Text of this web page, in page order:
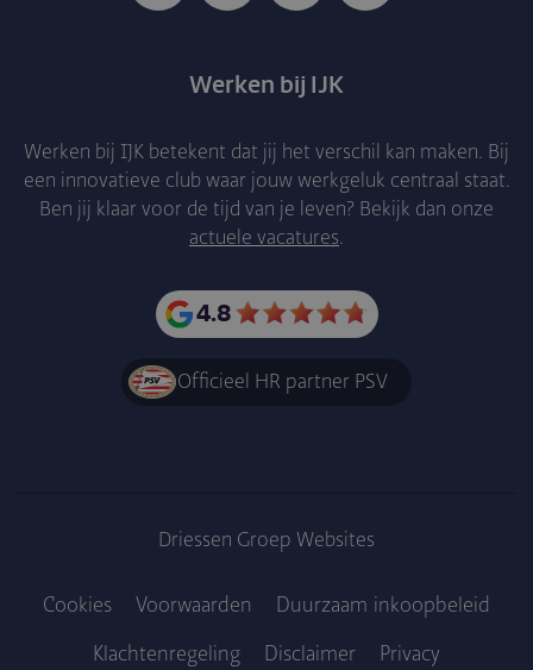
Werken bij IJK
Werken bij IJK betekent dat jij het verschil kan maken. Bij
een innovatieve club waar jouw werkgeluk centraal staat.
Ben jij klaar voor de tijd van je leven? Bekijk dan onze
actuele vacatures.
4.8
Officieel HR partner PSV
Driessen Groep Websites
Cookies Voorwaarden
Duurzaam inkoopbe­leid
Klachtenregeling
Disclaimer Privacy